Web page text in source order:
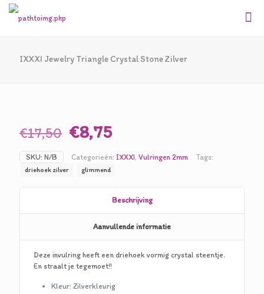
IXXXI Jewelry Triangle Crystal Stone Zilver
€17,50 Oorspronkelijke
prijs
was:
€8,75Huidige
prijs
is:
SKU: N/B Categorieën: IXXXI, Vulringen 2mm Tags:
driehoek zilver glimmend
Beschrijving
Aanvullende informatie
Deze invulring heeft een driehoek vormig crystal steentje.
En straalt je tegemoet!!
Kleur: Zilverkleurig